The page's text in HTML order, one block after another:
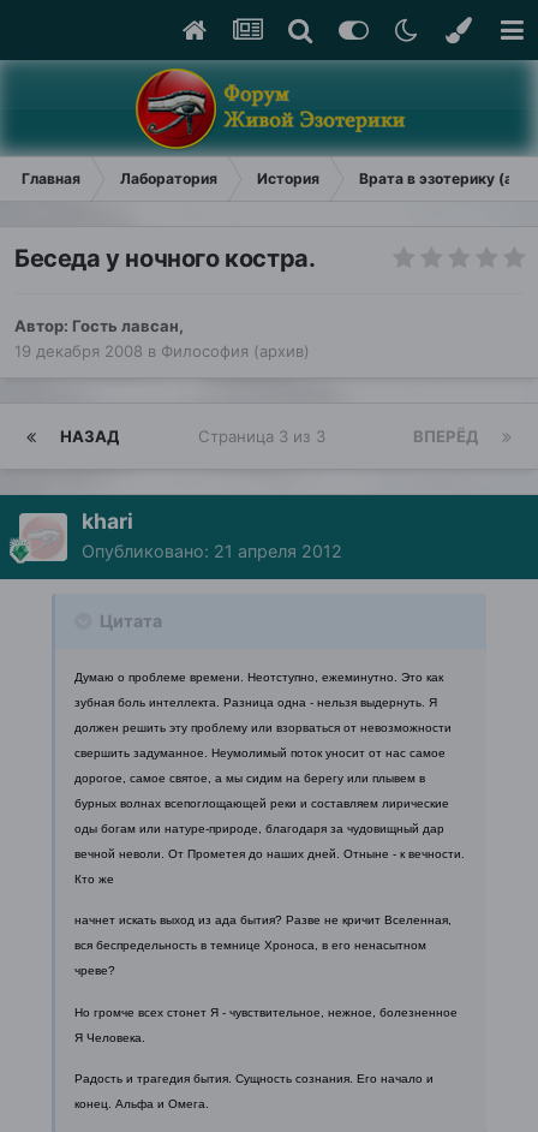
Главная Лаборатория История Врата в эзотерику
Беседа у ночного костра.
Автор: Гость лавсан,
19 декабря 2008 в Философия (архив)
НАЗАД ВПЕРЁД
Страница 3 из 3
khari
Опубликовано: 21 апреля 2012
Цитата
Думаю о проблеме времени. Неотступно, ежеминутно. Это как
зубная боль интеллекта. Разница одна - нельзя выдернуть. Я
должен решить эту проблему или взорваться от невозможности
свершить задуманное. Неумолимый поток уносит от нас самое
дорогое, самое святое, а мы сидим на берегу или плывем в
бурных волнах всепоглощающей реки и составляем лирические
оды богам или натуре-природе, благодаря за чудовищный дар
вечной неволи. От Прометея до наших дней. Отныне - к вечности.
Кто же
начнет искать выход из ада бытия? Разве не кричит Вселенная,
вся беспредельность в темнице Хроноса, в его ненасытном
чреве?
Но громче всех стонет Я - чувствительное, нежное, болезненное
Я Человека.
Радость и трагедия бытия. Сущность сознания. Его начало и
конец. Альфа и Омега.